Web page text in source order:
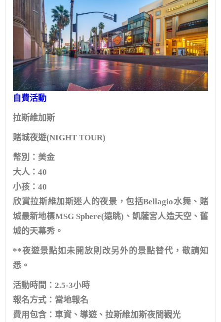
自費活動
拉斯維加斯
賭城夜遊(NIGHT TOUR)
幣別：美金
大人：40
小孩：40
欣賞拉斯維加斯迷人的夜景，包括Bellagio水舞、賭
城最新地標MSG Sphere(遠眺)、凱薩宮人造天空、舊
城的天幕秀。
**夜遊景點如未開放則改另外的景點替代，敬請知
悉。
活動時間：2.5-3小時
報名方式：當地報名
費用包含：車資、導遊、拉斯維加斯夜間觀光